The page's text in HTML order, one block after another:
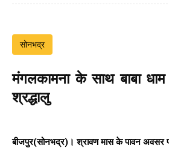
सोनभद्र
मंगलकामना के साथ बाबा
श्रद्धालु
बीजपुर(सोनभद्र)। श्रावण मास के पावन अवसर